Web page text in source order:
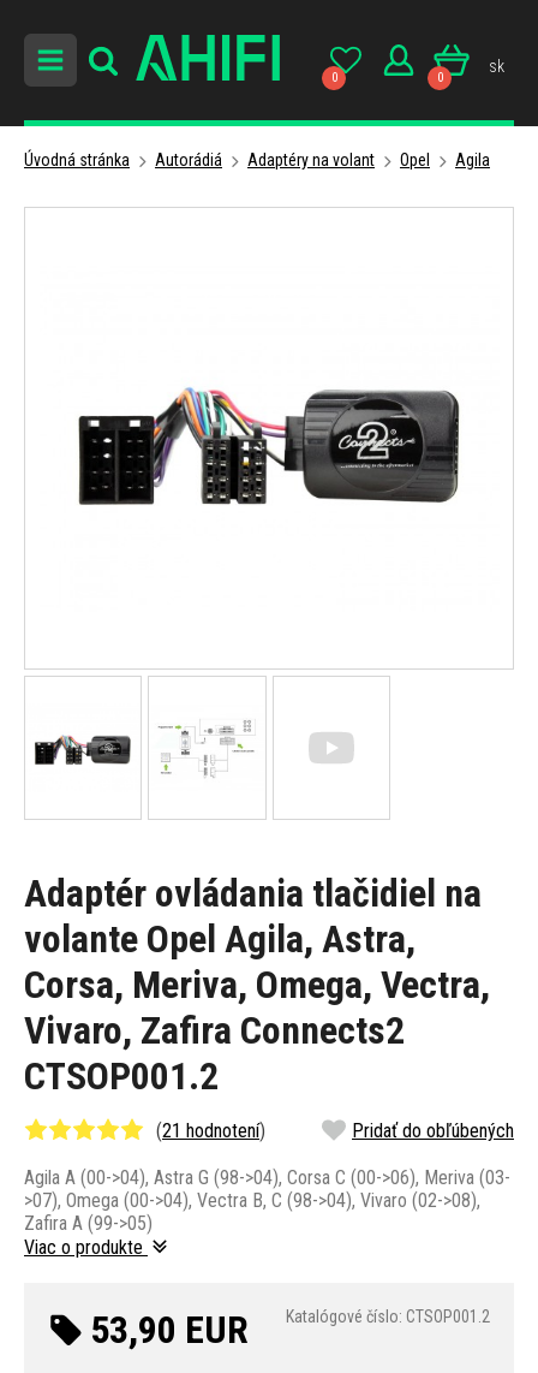
0 0
sk
Úvodná stránka Autorádiá Adaptéry na volant Opel Agila
Adaptér ovládania tlačidiel na
volante Opel Agila, Astra,
Corsa, Meriva, Omega, Vectra,
Vivaro, Zafira Connects2
CTSOP001.2
(21 hodnotení) Pridať do obľúbených
Agila A (00->04), Astra G (98->04), Corsa C (00->06), Meriva (03-
>07), Omega (00->04), Vectra B, C (98->04), Vivaro (02->08),
Zafira A (99->05)
Viac o produkte
53,90 EUR Katalógové číslo: CTSOP001.2